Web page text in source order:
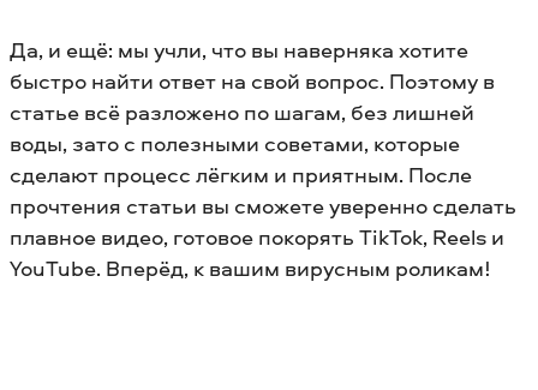
Да, и ещё: мы учли, что вы наверняка хотите
быстро найти ответ на свой вопрос. Поэтому в
статье всё разложено по шагам, без лишней
воды, зато с полезными советами, которые
сделают процесс лёгким и приятным. После
прочтения статьи вы сможете уверенно сделать
плавное видео, готовое покорять TikTok, Reels и
YouTube. Вперёд, к вашим вирусным роликам!